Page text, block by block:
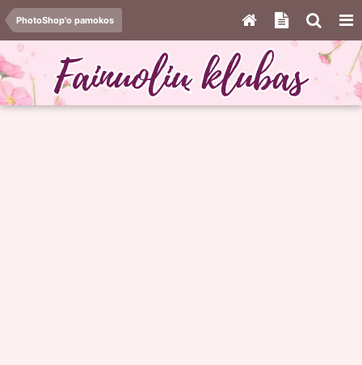
PhotoShop'o pamokos